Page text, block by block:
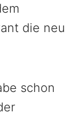
die neu
schon